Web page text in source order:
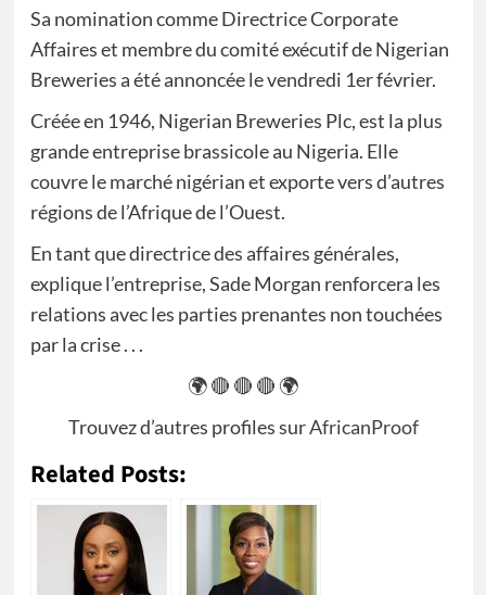
Sa nomination comme Directrice Corporate
Affaires et membre du comité exécutif de Nigerian
Breweries a été annoncée le vendredi 1er février.
Créée en 1946, Nigerian Breweries Plc, est la plus
grande entreprise brassicole au Nigeria. Elle
couvre le marché nigérian et exporte vers d’autres
régions de l’Afrique de l’Ouest.
En tant que directrice des affaires générales,
explique l’entreprise, Sade Morgan renforcera les
relations avec les parties prenantes non touchées
par la crise . . .
🌍 🔴 🔴 🔴 🌍
Trouvez d’autres profiles surAfricanProof
Related Posts: